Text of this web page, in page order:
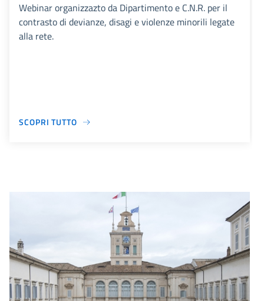
Webinar organizzazto da Dipartimento e C.N.R. per il
contrasto di devianze, disagi e violenze minorili legate
alla rete.
SCOPRI TUTTO